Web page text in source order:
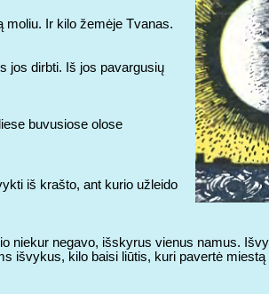
moliu. Ir kilo žemėje Tvanas.
jos dirbti. Iš jos pavargusių
buvusiose olose
iš krašto, ant kurio užleido
niekur negavo, išskyrus vienus namus.
išvykus, kilo baisi liūtis, kuri pavertė